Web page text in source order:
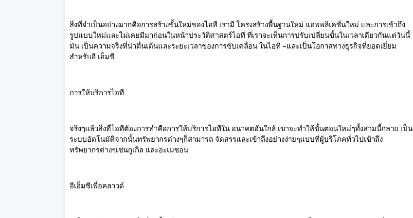
สิ่งที่จำเป็นอย่างมากคือการสร้างขั้นใหม่ของไอที เรามี โครงสร้างพื้นฐานใหม่ แอพพลิเคชั่นใหม่ และการเข้าถึง
รูปแบบใหม่และไม่เคยมีมาก่อนในหน้าประวัติศาสตร์ไอที ที่เราจะเห็นการปรับเปลี่ยนขั้นในเวลาเดียวกันแต่วันนี้
มัน เป็นความจริงที่น่าตื่นเต้นและระยะเวลาของการขับเคลื่อน ในไอที –และเป็นโอกาสทางธุรกิจที่ยอดเยี่ยม
สำหรับอี เอ็มซี
การให้บริการไอที
จริงๆแล้วสิ่งที่ไอทีต้องการทำคือการให้บริการไอทีใน อนาคตอันใกล้ เขาจะทำให้ขั้นตอนใหม่ๆทั้งสามนี้กลาย เป็น
ระบบอัตโนมัติจากนั้นทรัพยากรต่างๆก็สามารถ จัดสรรและเข้าถึงอย่างง่ายๆแบบที่ผู้บริโภคทั่วไปเข้าถึง
ทรัพยากรต่างๆเช่นกูเกิล และอะเมซอน
อีเอ็มซีเพื่อคลาวด์